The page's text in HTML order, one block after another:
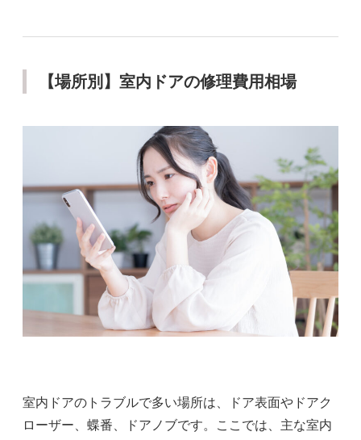
【場所別】室内ドアの修理費用相場
室内ドアのトラブルで多い場所は、ドア表面やドアク
ローザー、蝶番、ドアノブです。ここでは、主な室内